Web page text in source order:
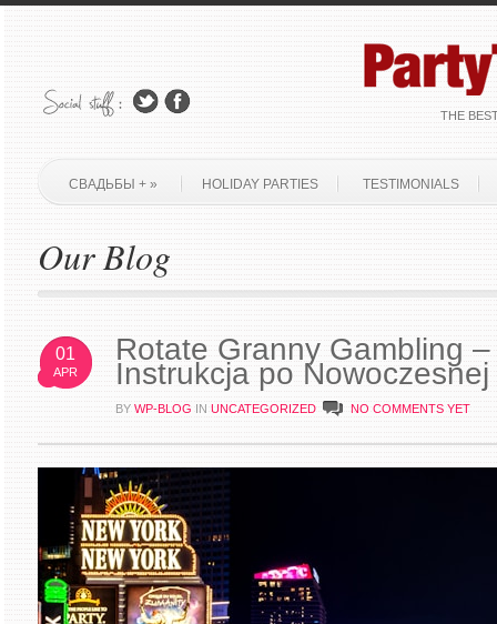
THE
СВАДЬБЫ + » HOLIDAY PARTIES TESTIMONIALS
Our Blog
01
APR
Rotate Granny Gambling
Instrukcja po
BY WP-BLOG IN UNCATEGORIZED NO COMMENTS YET